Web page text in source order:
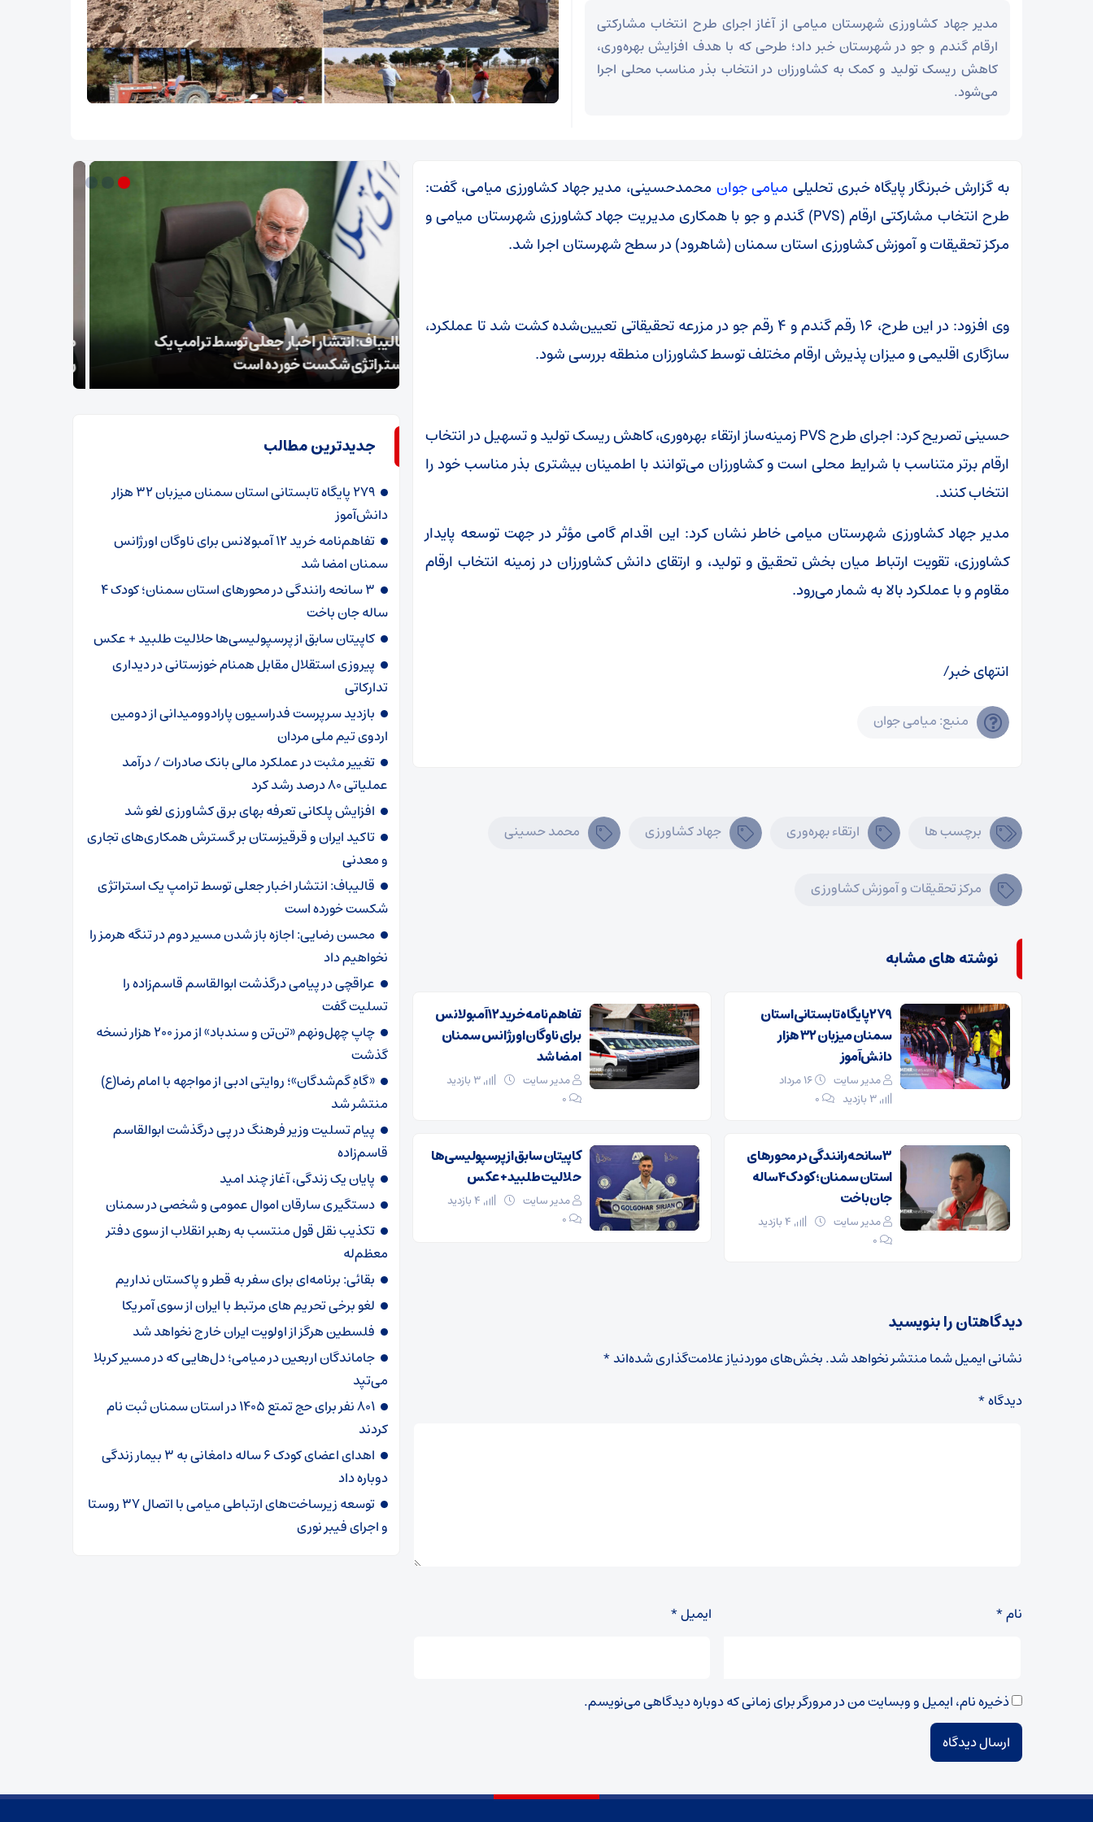
مدیر جهاد کشاورزی شهرستان میامی از آغاز اجرای طرح انتخاب مشارکتی
ارقام گندم و جو در شهرستان خبر داد؛ طرحی که با هدف افزایش بهره‌وری،
کاهش ریسک تولید و کمک به کشاورزان در انتخاب بذر مناسب محلی اجرا
می‌شود.
به گزارش خبرنگار پایگاه خبری تحلیلی میامی جوان محمدحسینی، مدیر جهاد کشاورزی میامی، گفت:
طرح انتخاب مشارکتی ارقام (PVS) گندم و جو با همکاری مدیریت جهاد کشاورزی شهرستان میامی و
مرکز تحقیقات و آموزش کشاورزی استان سمنان (شاهرود) در سطح شهرستان اجرا شد.
وی افزود: در این طرح، ۱۶ رقم گندم و ۴ رقم جو در مزرعه تحقیقاتی تعیین‌شده کشت شد تا عملکرد،
سازگاری اقلیمی و میزان پذیرش ارقام مختلف توسط کشاورزان منطقه بررسی شود.
حسینی تصریح کرد: اجرای طرح PVS زمینه‌ساز ارتقاء بهره‌وری، کاهش ریسک تولید و تسهیل در انتخاب
ارقام برتر متناسب با شرایط محلی است و کشاورزان می‌توانند با اطمینان بیشتری بذر مناسب خود را
انتخاب کنند.
مدیر جهاد کشاورزی شهرستان میامی خاطر نشان کرد: این اقدام گامی مؤثر در جهت توسعه پایدار
کشاورزی، تقویت ارتباط میان بخش تحقیق و تولید، و ارتقای دانش کشاورزان در زمینه انتخاب ارقام
مقاوم و با عملکرد بالا به شمار می‌رود.
انتهای خبر/
منبع: میامی جوان
برچسب ها ارتقاء بهره‌وری جهاد کشاورزی محمد حسینی
مرکز تحقیقات و آموزش کشاورزی
نوشته های مشابه
۲۷۹ پایگاه تابستانی استان
سمنان میزبان ۳۲ هزار
دانش‌آموز
مدیر سایت
۰
تفاهم‌نامه خرید ۱۲ آمبولانس
برای ناوگان اورژانس سمنان
امضا شد
مدیر سایت
3 بازدید
۰
۳ سانحه رانندگی در محورهای
استان سمنان؛ کودک ۴ ساله
جان باخت
مدیر سایت
۰
کاپیتان سابق از پرسپولیسی‌ها
حلالیت طلبید + عکس
مدیر سایت
۰
دیدگاهتان را بنویسید
نشانی ایمیل شما منتشر نخواهد شد.بخش‌های موردنیاز علامت‌گذاری شده‌اند*
دیدگاه*
نام* ایمیل*
ذخیره نام، ایمیل و وبسایت من در مرورگر برای زمانی که دوباره دیدگاهی می‌نویسم.
عراقچی در پیامی درگذشت ابوالقاسم قاسم‌زاده را
تسلیت گفت
قالیباف: انتشار اخبار جعلی توسط ترامپ یک
استراتژی شکست خورده است
محسن رضایی: اجازه باز شدن مسیر دوم در تنگه هرمز
را نخواهیم داد
جدیدترین مطالب
۲۷۹ پایگاه تابستانی استان سمنان میزبان ۳۲ هزار
دانش‌آموز
تفاهم‌نامه خرید ۱۲ آمبولانس برای ناوگان اورژانس
سمنان امضا شد
۳ سانحه رانندگی در محورهای استان سمنان؛ کودک ۴
ساله جان باخت
کاپیتان سابق از پرسپولیسی‌ها حلالیت طلبید + عکس
پیروزی استقلال مقابل همنام خوزستانی در دیداری
تدارکاتی
بازدید سرپرست فدراسیون پارادوومیدانی از دومین
اردوی تیم ملی مردان
تغییر مثبت در عملکرد مالی بانک صادرات / درآمد
عملیاتی ۸۰ درصد رشد کرد
افزایش پلکانی تعرفه بهای برق کشاورزی لغو شد
تاکید ایران و قرقیزستان بر گسترش همکاری‌های تجاری
و معدنی
قالیباف: انتشار اخبار جعلی توسط ترامپ یک استراتژی
شکست خورده است
محسن رضایی: اجازه باز شدن مسیر دوم در تنگه هرمز را
نخواهیم داد
عراقچی در پیامی درگذشت ابوالقاسم قاسم‌زاده را
تسلیت گفت
چاپ چهل‌ونهم «تن‌تن و سندباد» از مرز ۲۰۰ هزار نسخه
گذشت
«گاهِ گم‌شدگان»؛ روایتی ادبی از مواجهه با امام رضا(ع)
منتشر شد
پیام تسلیت وزیر فرهنگ در پی درگذشت ابوالقاسم
قاسم‌زاده
پایان یک زندگی، آغاز چند امید
دستگیری سارقان اموال عمومی و شخصی در سمنان
تکذیب نقل قول منتسب به رهبر انقلاب از سوی دفتر
معظم‌له
بقائی: برنامه‌ای برای سفر به قطر و پاکستان نداریم
لغو برخی تحریم های مرتبط با ایران از سوی آمریکا
فلسطین هرگز از اولویت ایران خارج نخواهد شد
جاماندگان اربعین در میامی؛ دل‌هایی که در مسیر کربلا
می‌تپد
۸۰۱ نفر برای حج تمتع ۱۴۰۵ در استان سمنان ثبت نام
کردند
اهدای اعضای کودک ۶ ساله دامغانی به ۳ بیمار زندگی
دوباره داد
توسعه زیرساخت‌های ارتباطی میامی با اتصال ۳۷ روستا
و اجرای فیبر نوری